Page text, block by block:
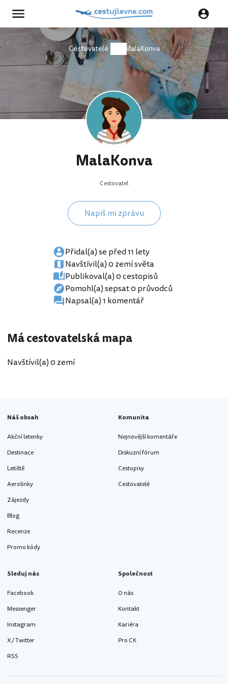
Cestovatelé MalaKonva
MalaKonva
Cestovatel
Napiš mi zprávu
Přidal(a) se před 11 lety
Navštívil(a) 0 zemí světa
Publikoval(a) 0 cestopisů
Pomohl(a) sepsat 0 průvodců
Napsal(a) 1 komentář
Má cestovatelská mapa
Navštívil(a) 0 zemí
Náš obsah
Akční letenky
Destinace
Letiště
Aerolinky
Zájezdy
Blog
Recenze
Promo kódy
Komunita
Nejnovější komentáře
Diskuzní fórum
Cestopisy
Cestovatelé
Sleduj nás
Facebook
Messenger
Instagram
X / Twitter
RSS
Společnost
O nás
Kontakt
Kariéra
Pro CK